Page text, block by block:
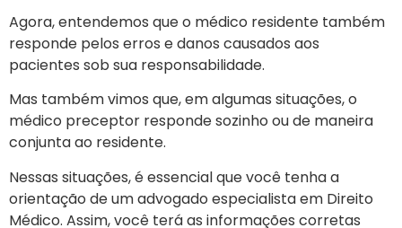
Agora, entendemos que o médico residente também
responde pelos erros e danos causados aos
pacientes sob sua responsabilidade.
Mas também vimos que, em algumas situações, o
médico preceptor responde sozinho ou de maneira
conjunta ao residente.
Nessas situações, é essencial que você tenha a
orientação de um advogado especialista em Direito
Médico. Assim, você terá as informações corretas